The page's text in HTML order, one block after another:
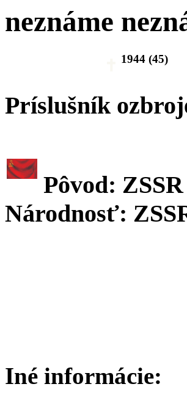
neznáme
1944 (45)
Príslušník
Pôvod:
Národnosť:
Iné informácie: